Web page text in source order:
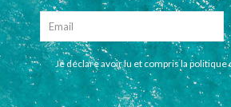
Je déclare avoir lu et compris la